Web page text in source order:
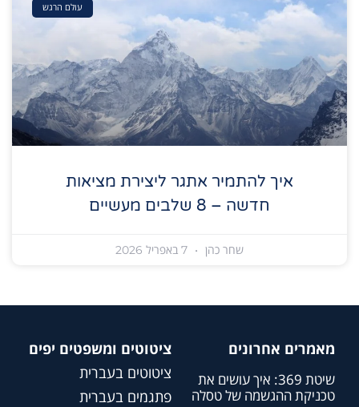
עולם הרגש
איך להתמיר אתגר ליצירת מציאות
חדשה – 8 שלבים מעשיים
שחר כהן
מאמרים אחרונים
שיטת 369: איך עושים את
טכניקת ההגשמה של טסלה
ציטוטים ומשפטים יפים
ציטוטים בעברית
פתגמים בעברית